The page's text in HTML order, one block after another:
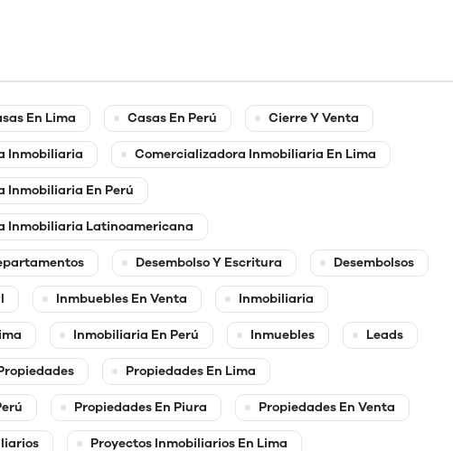
En Lima Casas En Perú Cierre Y Venta
Inmobiliaria Comercializadora Inmobiliaria En Lima
Inmobiliaria En Perú
Inmobiliaria Latinoamericana
Desembolso Y Escritura Desembolsos
Inmbuebles En Venta Inmobiliaria
Inmobiliaria En Perú Inmuebles Leads
Propiedades En Lima
Propiedades En Piura Propiedades En Venta
Proyectos Inmobiliarios En Lima